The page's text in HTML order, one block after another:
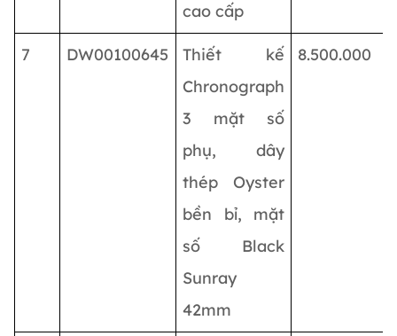
cao cấp
7 DW00100645
Thiết kế
Chronograph
3 mặt số
phụ, dây
thép Oyster
bền bỉ, mặt
số Black
Sunray
42mm
8.500.000